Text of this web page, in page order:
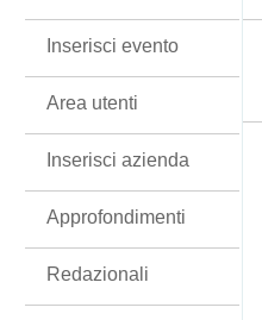
Inserisci evento
Area utenti
Inserisci azienda
Approfondimenti
Redazionali